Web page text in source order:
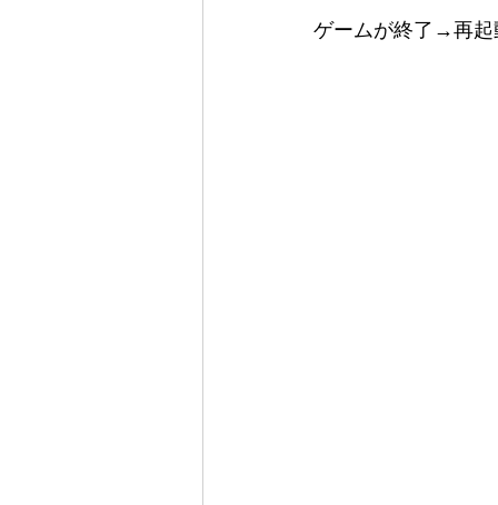
ゲームが終了→再起